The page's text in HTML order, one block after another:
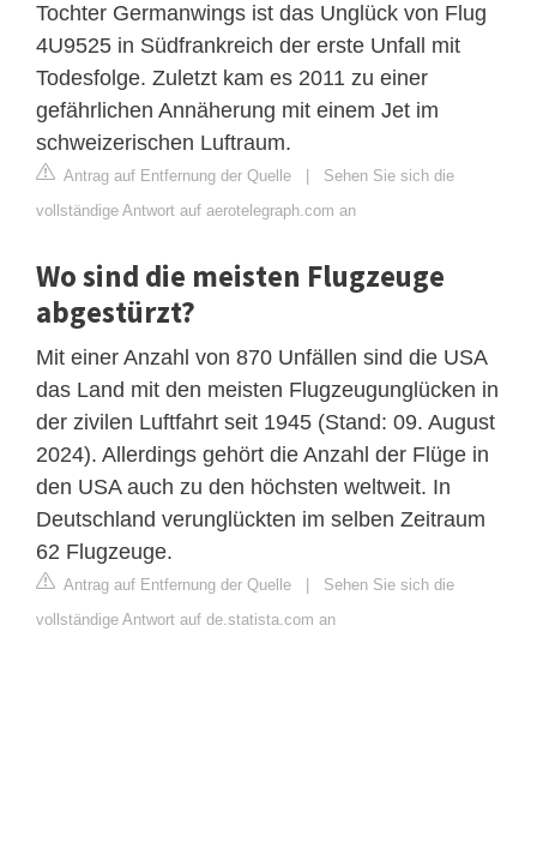
Tochter Germanwings ist das Unglück von Flug
4U9525 in Südfrankreich der erste Unfall mit
Todesfolge. Zuletzt kam es 2011 zu einer
gefährlichen Annäherung mit einem Jet im
schweizerischen Luftraum.
Antrag auf Entfernung der Quelle | Sehen Sie sich die
vollständige Antwort auf aerotelegraph.com an
Wo sind die meisten Flugzeuge
abgestürzt?
Mit einer Anzahl von 870 Unfällen sind die USA
das Land mit den meisten Flugzeugunglücken in
der zivilen Luftfahrt seit 1945 (Stand: 09. August
2024). Allerdings gehört die Anzahl der Flüge in
den USA auch zu den höchsten weltweit. In
Deutschland verunglückten im selben Zeitraum
62 Flugzeuge.
Antrag auf Entfernung der Quelle | Sehen Sie sich die
vollständige Antwort auf de.statista.com an